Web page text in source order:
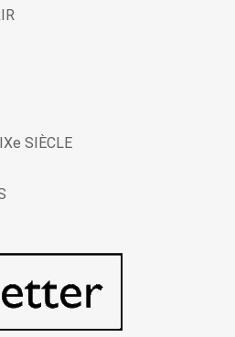
SIÈCLE